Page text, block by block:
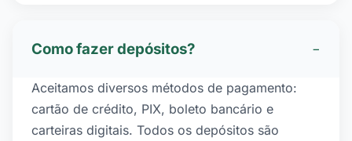
Como fazer depósitos? −
Aceitamos diversos métodos de pagamento:
cartão de crédito, PIX, boleto bancário e
carteiras digitais. Todos os depósitos são